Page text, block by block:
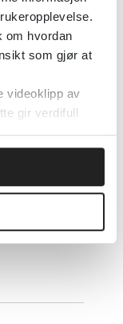
om hvordan
som gjør at
videoklipp av
gir verdifull
og
åringer
og